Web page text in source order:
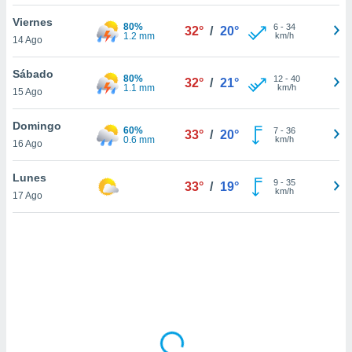
de
sitio
de que
sean
para
ni para
Viernes
14 Ago
80%
1.2 mm
32° / 20° 6- 34
km/h
Sábado
15 Ago
80%
1.1 mm
32° / 21° 12- 40
km/h
Domingo
16 Ago
60%
0.6 mm
33° / 20° 7- 36
km/h
Lunes
17 Ago
33° / 19° 9- 35
km/h